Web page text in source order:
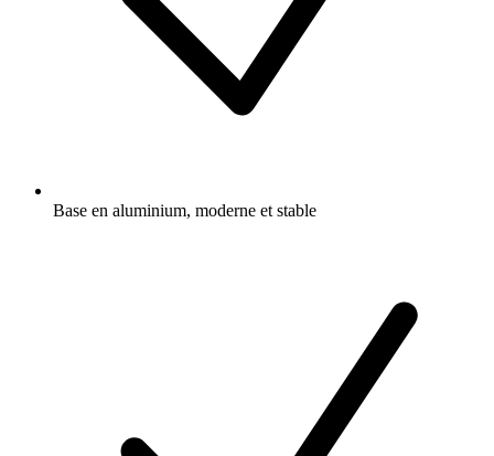
Base en aluminium, moderne et stable